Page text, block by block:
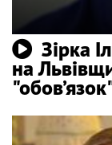
Зірка
на